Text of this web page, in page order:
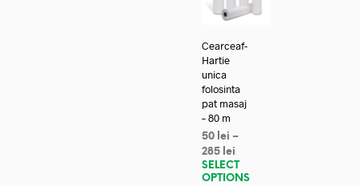
Cearceaf-
Hartie
unica
folosinta
pat masaj
– 80 m
50 lei –
285 lei
SELECT
OPTIONS